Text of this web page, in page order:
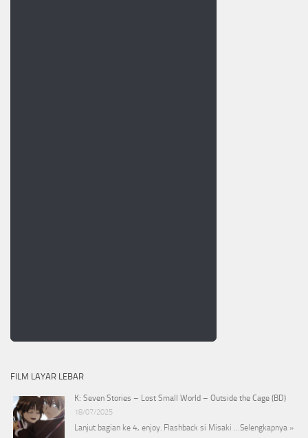
FILM LAYAR LEBAR
K: Seven Stories – Lost Small World – Outside the Cage (BD)
18/07/2025
Lanjut bagian ke 4, enjoy. Flashback si Misaki … Selengkapnya »